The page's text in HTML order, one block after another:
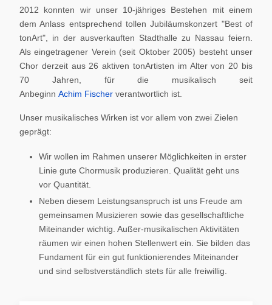
2012 konnten wir unser 10-jähriges Bestehen mit einem
dem Anlass entsprechend tollen Jubiläumskonzert "Best of
tonArt", in der ausverkauften Stadthalle zu Nassau feiern.
Als eingetragener Verein (seit Oktober 2005) besteht unser
Chor derzeit aus 26 aktiven tonArtisten im Alter von 20 bis
70 Jahren, für die musikalisch seit
Anbeginn Achim Fischer verantwortlich ist.
Unser musikalisches Wirken ist vor allem von zwei Zielen
geprägt:
Wir wollen im Rahmen unserer Möglichkeiten in erster
Linie gute Chormusik produzieren. Qualität geht uns
vor Quantität.
Neben diesem Leistungsanspruch ist uns Freude am
gemeinsamen Musizieren sowie das gesellschaftliche
Miteinander wichtig. Außer-musikalischen Aktivitäten
räumen wir einen hohen Stellenwert ein. Sie bilden das
Fundament für ein gut funktionierendes Miteinander
und sind selbstverständlich stets für alle freiwillig.